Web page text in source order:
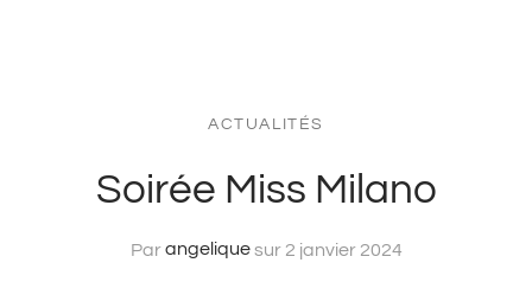
ACTUALITÉS
Soirée Miss Milano
Parangeliquesur 2 janvier 2024